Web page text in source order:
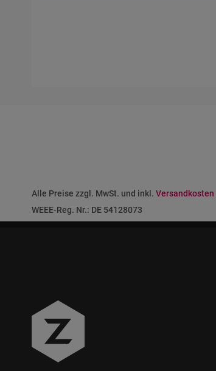
Alle Preise zzgl. MwSt. und inkl. Versandkosten
WEEE-Reg. Nr.: DE 54128073